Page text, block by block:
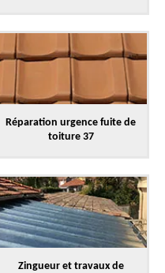
Réparation urgence fuite de
toiture 37
Zingueur et travaux de